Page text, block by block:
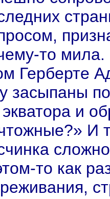
то мила.
Герберте
засыпаны
и
И
то как